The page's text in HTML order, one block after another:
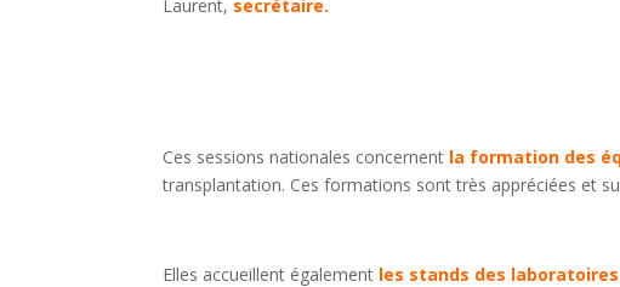
Laurent, secrétaire.
Ces sessions nationales concernent la formation des
transplantation. Ces formations sont très appréciées et
Elles accueillent également les stands des